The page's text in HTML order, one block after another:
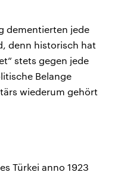
dementierten jede
denn historisch hat
stets gegen jede
Belange
wiederum gehört
Türkei anno 1923